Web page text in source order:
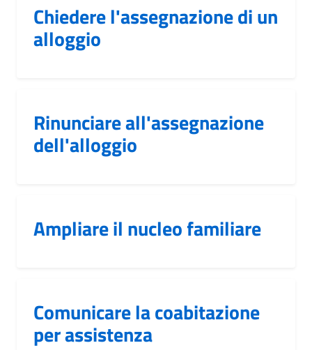
Chiedere l'assegnazione di un
alloggio
Rinunciare all'assegnazione
dell'alloggio
Ampliare il nucleo familiare
Comunicare la coabitazione
per assistenza